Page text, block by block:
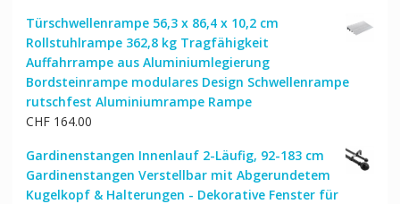
Türschwellenrampe 56,3 x 86,4 x 10,2 cm
Rollstuhlrampe 362,8 kg Tragfähigkeit
Auffahrrampe aus Aluminiumlegierung
Bordsteinrampe modulares Design Schwellenrampe
rutschfest Aluminiumrampe Rampe
CHF164.00
Gardinenstangen Innenlauf 2-Läufig, 92-183 cm
Gardinenstangen Verstellbar mit Abgerundetem
Kugelkopf & Halterungen - Dekorative Fenster für